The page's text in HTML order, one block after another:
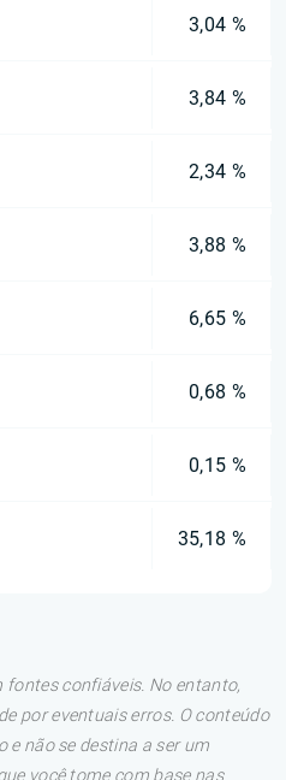
3,04 %
3,84 %
2,34 %
3,88 %
6,65 %
0,68 %
0,15 %
35,18 %
fontes confiáveis. No entanto,
por eventuais erros. O conteúdo
e não se destina a ser um
você tome com base nas